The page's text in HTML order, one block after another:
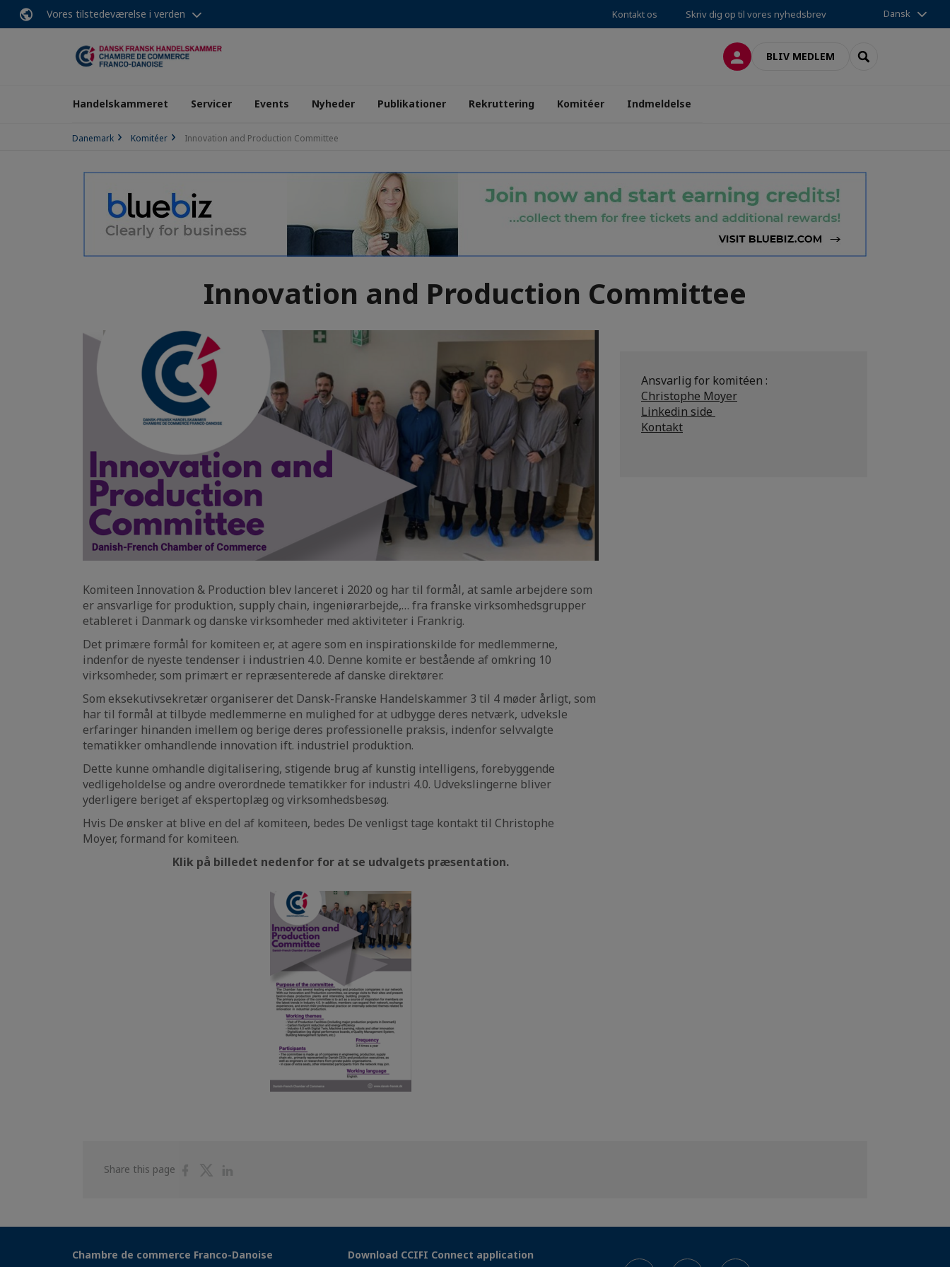
Vores tilstedeværelse i verden Kontakt os Skriv dig op til vores nyhedsbrev Dansk
LOG PÅBLIV MEDLEM SEARCH
Handelskammeret Servicer Events Nyheder Publikationer Rekruttering Komitéer Indmeldelse
Danemark Komitéer Innovation and Production Committee
Innovation and Production Committee
Komiteen Innovation & Production blev lanceret i 2020 og har til formål, at samle arbejdere som
er ansvarlige for produktion, supply chain, ingeniørarbejde,… fra franske virksomhedsgrupper
etableret i Danmark og danske virksomheder med aktiviteter i Frankrig.
Det primære formål for komiteen er, at agere som en inspirationskilde for medlemmerne,
indenfor de nyeste tendenser i industrien 4.0. Denne komite er bestående af omkring 10
virksomheder, som primært er repræsenterede af danske direktører.
Som eksekutivsekretær organiserer det Dansk-Franske Handelskammer 3 til 4 møder årligt, som
har til formål at tilbyde medlemmerne en mulighed for at udbygge deres netværk, udveksle
erfaringer hinanden imellem og berige deres professionelle praksis, indenfor selvvalgte
tematikker omhandlende innovation ift. industriel produktion.
Dette kunne omhandle digitalisering, stigende brug af kunstig intelligens, forebyggende
vedligeholdelse og andre overordnede tematikker for industri 4.0. Udvekslingerne bliver
yderligere beriget af ekspertoplæg og virksomhedsbesøg.
Hvis De ønsker at blive en del af komiteen, bedes De venligst tage kontakt til Christophe
Moyer, formand for komiteen.
Klik på billedet nedenfor for at se udvalgets præsentation.
Ansvarlig for komitéen :
Christophe Moyer
Linkedin side
Kontakt
Share this page
ShareShare
Chambre de commerce Franco-Danoise Download CCIFI Connect application